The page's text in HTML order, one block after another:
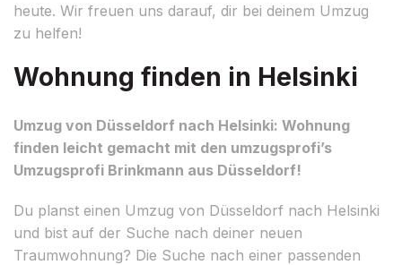
heute. Wir freuen uns darauf, dir bei deinem Umzug
zu helfen!
Wohnung finden in Helsinki
Umzug von Düsseldorf nach Helsinki: Wohnung
finden leicht gemacht mit den umzugsprofi’s
Umzugsprofi Brinkmann aus Düsseldorf!
Du planst einen Umzug von Düsseldorf nach Helsinki
und bist auf der Suche nach deiner neuen
Traumwohnung? Die Suche nach einer passenden